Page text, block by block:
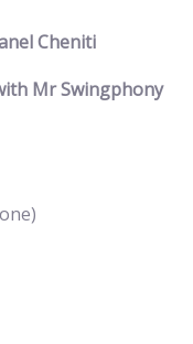
Cheniti
Mr Swingphony